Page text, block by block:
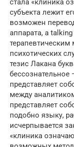
стала «клиника
субъекта лежит
возможен
аппарата, а
психотических
тезис Лакана
бессознательное
представляет
между
представляет
подобно языку,
исчерпывается
«клиника